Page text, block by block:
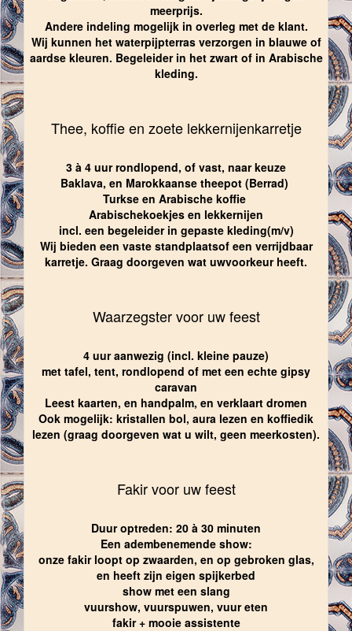
meerprijs.
Andere indeling mogelijk in overleg met de klant.
Wij kunnen het waterpijpterras verzorgen in blauwe of
aardse kleuren. Begeleider in het zwart of in Arabische
kleding.
Thee, koffie en zoete lekkernijenkarretje
3 à 4 uur rondlopend, of vast, naar keuze
Baklava, en Marokkaanse theepot (Berrad)
Turkse en Arabische koffie
Arabischekoekjes en lekkernijen
incl. een begeleider in gepaste kleding(m/v)
Wij bieden een vaste standplaatsof een verrijdbaar
karretje. Graag doorgeven wat uwvoorkeur heeft.
Waarzegster voor uw feest
4 uur aanwezig (incl. kleine pauze)
met tafel, tent, rondlopend of met een echte gipsy
caravan
Leest kaarten, en handpalm, en verklaart dromen
Ook mogelijk: kristallen bol, aura lezen en koffiedik
lezen (graag doorgeven wat u wilt, geen meerkosten).
Fakir voor uw feest
Duur optreden: 20 à 30 minuten
Een adembenemende show:
onze fakir loopt op zwaarden, en op gebroken glas,
en heeft zijn eigen spijkerbed
show met een slang
vuurshow, vuurspuwen, vuur eten
fakir + mooie assistente